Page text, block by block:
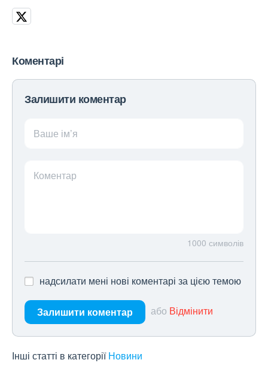
Коментарі
Залишити коментар
Ваше ім’я
Коментар
1000 символів
надсилати мені нові коментарі за цією темою
Залишити коментар або Відмінити
Інші статті в категорії Новини